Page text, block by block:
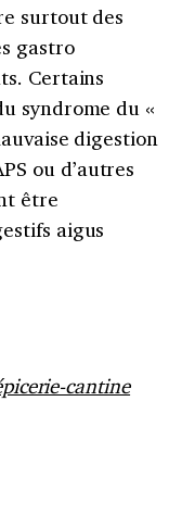
surtout des
gastro
Certains
syndrome du «
digestion
ou d’autres
être
aigus
cantine